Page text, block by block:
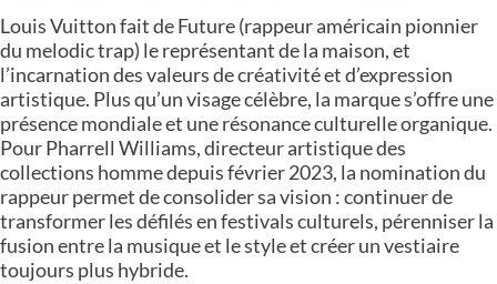
Louis Vuitton fait de Future (rappeur américain pionnier
du melodic trap) le représentant de la maison, et
l’incarnation des valeurs de créativité et d’expression
artistique. Plus qu’un visage célèbre, la marque s’offre une
présence mondiale et une résonance culturelle organique.
Pour Pharrell Williams, directeur artistique des
collections homme depuis février 2023, la nomination du
rappeur permet de consolider sa vision : continuer de
transformer les défilés en festivals culturels, pérenniser la
fusion entre la musique et le style et créer un vestiaire
toujours plus hybride.